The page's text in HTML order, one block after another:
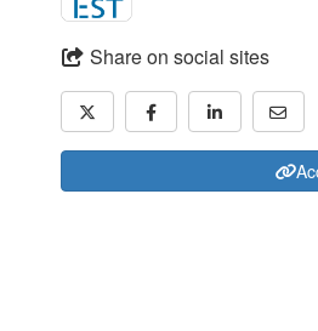
Share on social sites